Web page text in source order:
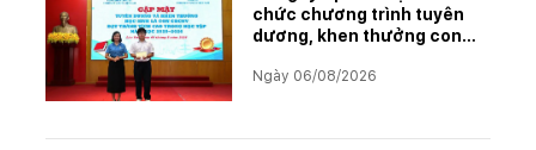
chức chương trình tuyên
dương, khen thưởng con
học tập xuất sắc năm học
Ngày 06/08/2026